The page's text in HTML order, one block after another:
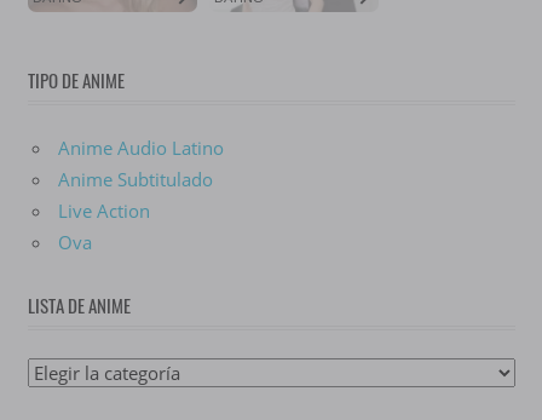
TIPO DE ANIME
Anime Audio Latino
Anime Subtitulado
Live Action
Ova
LISTA DE ANIME
Lista